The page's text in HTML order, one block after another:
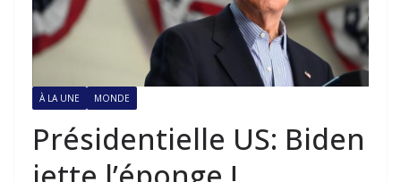
À LA UNE MONDE
Présidentielle US: Biden